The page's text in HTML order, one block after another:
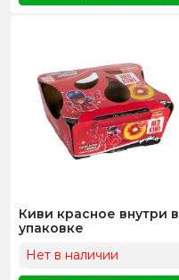
Киви красное внутри в
упаковке
Нет в наличии